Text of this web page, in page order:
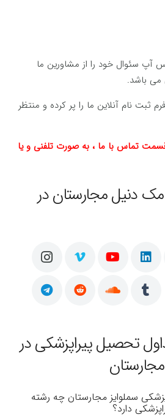
آپ سئوال خود را از مشاورین ما
می باشد.
ثبت نام آنلاین ما را پر کرده و منتظر
تماس با ما ، به صورت تلفنی و یا
مک دنیل مجارستان در
تحصیل پیراپزشکی در
مجارستان
سملوایز مجارستان چه رشته
دارد؟